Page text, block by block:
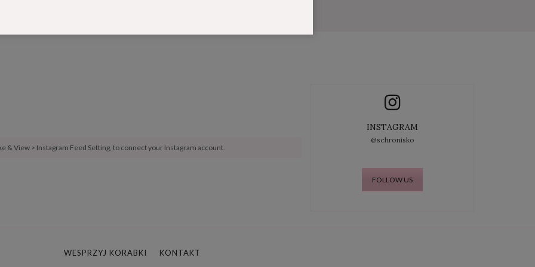
& View > Instagram Feed Setting, to connect your Instagram account.
INSTAGRAM
@schronisko
FOLLOW US
WESPRZYJ KORABKI KONTAKT